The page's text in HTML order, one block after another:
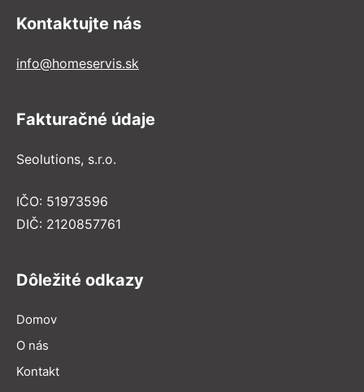
Kontaktujte nás
info@homeservis.sk
Fakturačné údaje
Seolutions, s.r.o.
IČO: 51973596
DIČ: 2120857761
Dôležité odkazy
Domov
O nás
Kontakt